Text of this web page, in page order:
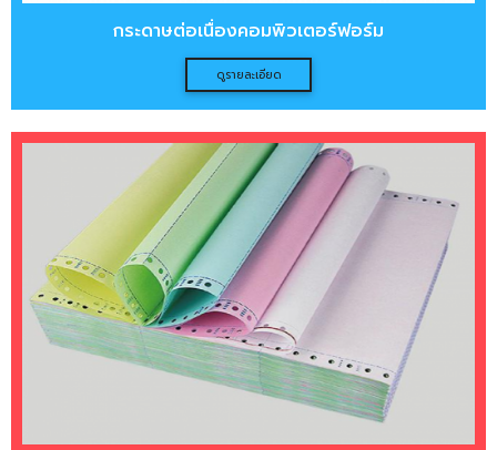
กระดาษต่อเนื่องคอมพิวเตอร์ฟอร์ม
ดูรายละเอียด